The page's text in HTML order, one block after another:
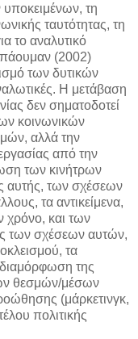
τη
ταυτότητας, τη
το αναλυτικό
(2002)
των δυτικών
Η μετάβαση
δεν σηματοδοτεί
κοινωνικών
αλλά την
από την
των κινήτρων
αυτής, των σχέσεων
τα αντικείμενα,
χρόνο, και των
των σχέσεων αυτών,
τα
της
θεσμών/μέσων
(μάρκετινγκ,
πολιτικής